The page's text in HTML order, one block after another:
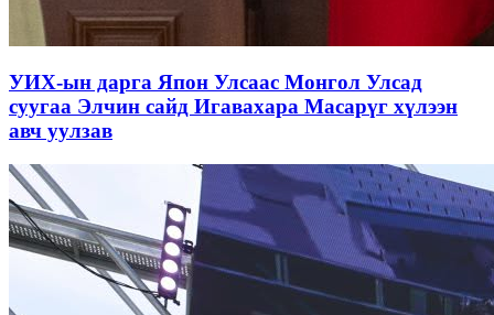
УИХ-ын дарга Япон Улсаас Монгол Улсад
суугаа Элчин сайд Игавахара Масарүг хүлээн
авч уулзав